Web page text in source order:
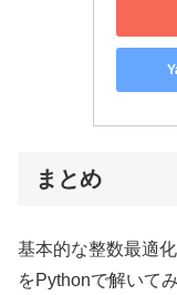
まとめ
基本的な整数最適
をPythonで解いて